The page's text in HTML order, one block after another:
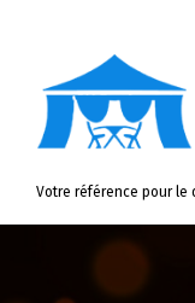
Votre référence pour le